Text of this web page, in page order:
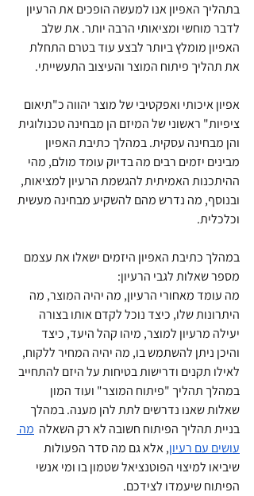
בתהליך האפיון אנו למעשה הופכים את הרעיון
לדבר מוחשי ומציאותי הרבה יותר. את שלב
האפיון מומלץ ביותר לבצע עוד בטרם התחלת
את תהליך פיתוח המוצר והעיצוב התעשייתי.
אפיון איכותי ואפקטיבי של מוצר יהווה כ"תיאום
ציפיות" ראשוני של המיזם הן מבחינה טכנולוגית
והן מבחינה עסקית. במהלך כתיבת האפיון
מבינים יזמים רבים מה בדיוק עומד מולם, מהי
ההיתכנות האמיתית להגשמת הרעיון למציאות,
ובנוסף, מה נדרש מהם להשקיע מבחינה מעשית
וכלכלית.
במהלך כתיבת האפיון היזמים ישאלו את עצמם
מספר שאלות לגבי הרעיון:
מה עומד מאחורי הרעיון, מה יהיה המוצר, מה
היתרונות שלו, כיצד נוכל לקדם אותו בצורה
יעילה מרעיון למוצר, מיהו קהל היעד, כיצד
והיכן ניתן להשתמש בו, מה יהיה המחיר ללקוח,
לאילו תקנים ודרישות בטיחות על היזם להתחייב
במהלך תהליך "פיתוח המוצר" ועוד המון
שאלות שאנו נדרשים לתת להן מענה. במהלך
בניית תהליך הפיתוח חשובה לא רק השאלה מה
עושים עם רעיון, אלא גם מה סדר הפעולות
שיביאו למיצוי הפוטנציאל שטמון בו ומי אנשי
הפיתוח שיעמדו לצידכם.